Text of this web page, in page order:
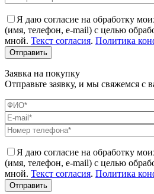
Я даю согласие на обработку
(имя, телефон, e-mail) с целью
мной. Текст согласия. Политика
Заявка на покупку
Отправьте заявку, и мы свяжемся с
Я даю согласие на обработку
(имя, телефон, e-mail) с целью
мной. Текст согласия. Политика